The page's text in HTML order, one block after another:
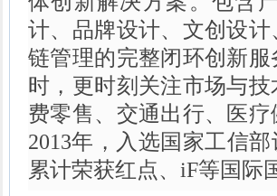
计、品牌设计、文创设
链管理的完整闭环创新
时，更时刻关注市场与
费零售、交通出行、医
2013年，入选国家工信
累计荣获红点、iF等国际